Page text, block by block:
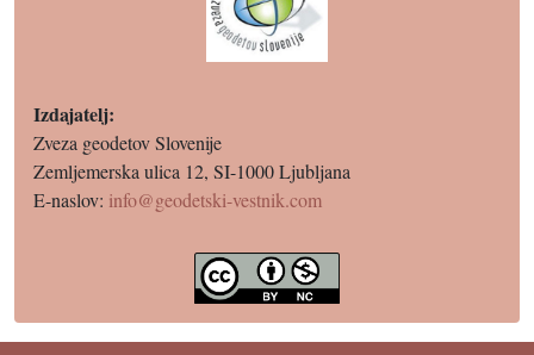
Izdajatelj:
Zveza geodetov Slovenije
Zemljemerska ulica 12, SI-1000 Ljubljana
E-naslov: info@geodetski-vestnik.com